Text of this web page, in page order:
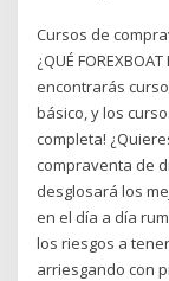
Cursos de
¿QUÉ
encontrarás
básico, y los
completa!
compraventa de
desglosará los
en el día a día
los riesgos a
arriesgando con